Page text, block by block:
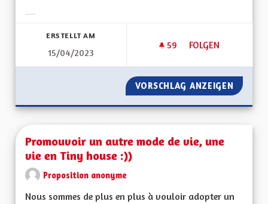
ERSTELLT AM
15/04/2023
59 59 FOLLOWER
FOLGEN
L'ALSACE DE
VORSCHLAG ANZEIGEN
Promouvoir un autre mode de vie, une
vie en Tiny house :))
Proposition anonyme
Nous sommes de plus en plus à vouloir adopter un